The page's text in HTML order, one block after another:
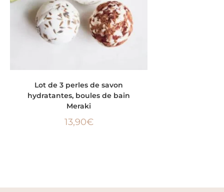
Lot de 3 perles de savon
hydratantes, boules de bain
Meraki
13,90€